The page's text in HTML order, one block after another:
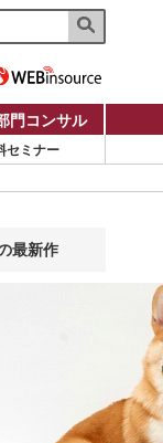
門コンサル
セミナー
最新作